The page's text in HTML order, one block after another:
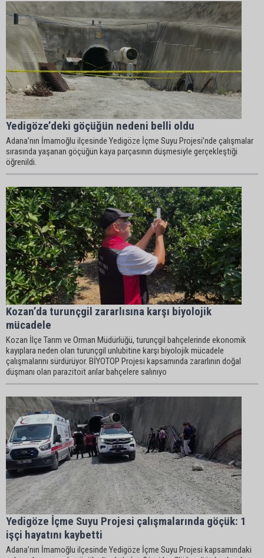
Yedigöze’deki göçüğün nedeni belli oldu
Adana’nın İmamoğlu ilçesinde Yedigöze İçme Suyu Projesi’nde çalışmalar
sırasında yaşanan göçüğün kaya parçasının düşmesiyle gerçekleştiği
öğrenildi.
Kozan’da turunçgil zararlısına karşı biyolojik
mücadele
Kozan İlçe Tarım ve Orman Müdürlüğü, turunçgil bahçelerinde ekonomik
kayıplara neden olan turunçgil unlubitine karşı biyolojik mücadele
çalışmalarını sürdürüyor. BİYOTOP Projesi kapsamında zararlının doğal
düşmanı olan parazitoit arılar bahçelere salınıyo
Yedigöze İçme Suyu Projesi çalışmalarında göçük: 1
işçi hayatını kaybetti
Adana’nın İmamoğlu ilçesinde Yedigöze İçme Suyu Projesi kapsamındaki